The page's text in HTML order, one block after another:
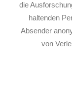
die
haltenden
Absender
von